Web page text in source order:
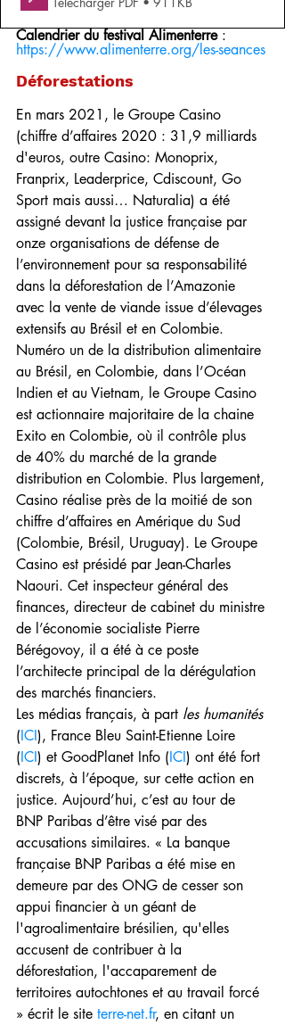
Calendrier du festival Alimenterre :
https://www.alimenterre.org/les-seances
Déforestations
En mars 2021, le Groupe Casino
(chiffre d’affaires 2020 : 31,9 milliards
d'euros, outre Casino: Monoprix,
Franprix, Leaderprice, Cdiscount, Go
Sport mais aussi… Naturalia) a été
assigné devant la justice française par
onze organisations de défense de
l’environnement pour sa responsabilité
dans la déforestation de l’Amazonie
avec la vente de viande issue d’élevages
extensifs au Brésil et en Colombie.
Numéro un de la distribution alimentaire
au Brésil, en Colombie, dans l’Océan
Indien et au Vietnam, le Groupe Casino
est actionnaire majoritaire de la chaine
Exito en Colombie, où il contrôle plus
de 40% du marché de la grande
distribution en Colombie. Plus largement,
Casino réalise près de la moitié de son
chiffre d’affaires en Amérique du Sud
(Colombie, Brésil, Uruguay). Le Groupe
Casino est présidé par Jean-Charles
Naouri. Cet inspecteur général des
finances, directeur de cabinet du ministre
de l’économie socialiste Pierre
Bérégovoy, il a été à ce poste
l’architecte principal de la dérégulation
des marchés financiers.
Les médias français, à part les humanités
(ICI), France Bleu Saint-Etienne Loire
(ICI) et GoodPlanet Info (ICI) ont été fort
discrets, à l’époque, sur cette action en
justice. Aujourd’hui, c’est au tour de
BNP Paribas d’être visé par des
accusations similaires. « La banque
française BNP Paribas a été mise en
demeure par des ONG de cesser son
appui financier à un géant de
l'agroalimentaire brésilien, qu'elles
accusent de contribuer à la
déforestation, l'accaparement de
territoires autochtones et au travail forcé
» écrit le site terre-net.fr, en citant un